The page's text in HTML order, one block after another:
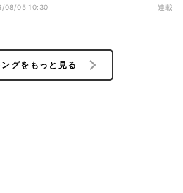
08/05 10:30 連載
グをもっと見る